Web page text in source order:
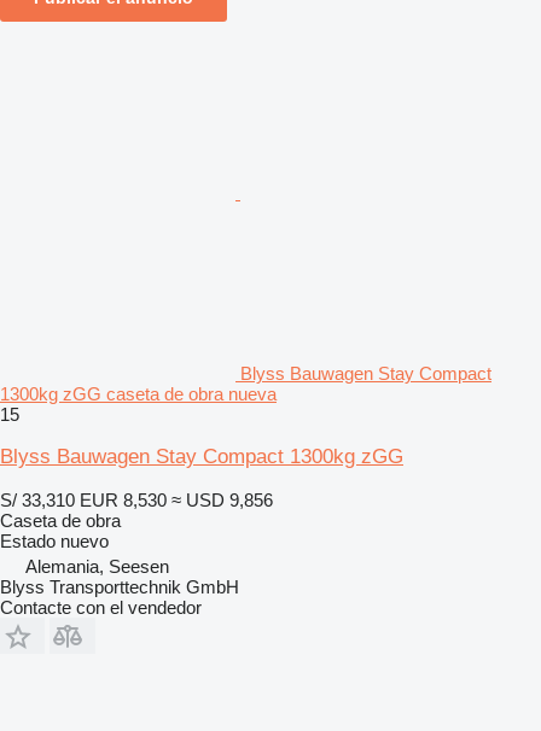
Blyss Bauwagen Stay Compact
1300kg zGG caseta de obra nueva
15
Blyss Bauwagen Stay Compact 1300kg zGG
S/ 33,310 EUR 8,530 ≈ USD 9,856
Caseta de obra
Estado nuevo
Alemania, Seesen
Blyss Transporttechnik GmbH
Contacte con el vendedor